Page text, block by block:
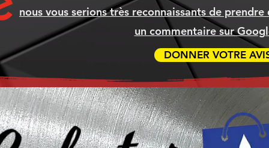
CANON 075H CYAN Compatible
[COMMANDE]
Prix
69,99 $
BROTHER TN635XL TN-635XL
MAGENTA Compatible
[COMMANDE]
Prix
79,99 $
LENOVO 82X700FKCF IDEAPAD
SLIM 3I 15.6" i7-1355U, 16GB, SSD
512G, WIN11
Prix
1 049,99 $
Boitier Antec C3 ARGB
Prix
139,99 $
Ajouter au panier
nous vous serions très reconnaissants de
un commentaire sur
DONNER VOTRE